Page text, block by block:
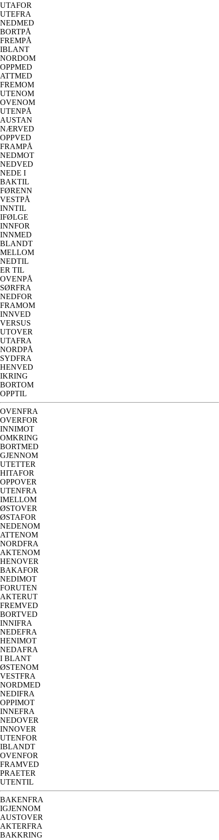
UTAFOR
UTEFRA
NEDMED
BORTPÅ
FREMPÅ
IBLANT
NORDOM
OPPMED
ATTMED
FREMOM
UTENOM
OVENOM
UTENPÅ
AUSTAN
NÆRVED
OPPVED
FRAMPÅ
NEDMOT
NEDVED
NEDE I
BAKTIL
FØRENN
VESTPÅ
INNTIL
IFØLGE
INNFOR
INNMED
BLANDT
MELLOM
NEDTIL
ER TIL
OVENPÅ
SØRFRA
NEDFOR
FRAMOM
INNVED
VERSUS
UTOVER
UTAFRA
NORDPÅ
SYDFRA
HENVED
IKRING
BORTOM
OPPTIL
OVENFRA
OVERFOR
INNIMOT
OMKRING
BORTMED
GJENNOM
UTETTER
HITAFOR
OPPOVER
UTENFRA
IMELLOM
ØSTOVER
ØSTAFOR
NEDENOM
ATTENOM
NORDFRA
AKTENOM
HENOVER
BAKAFOR
NEDIMOT
FORUTEN
AKTERUT
FREMVED
BORTVED
INNIFRA
NEDEFRA
HENIMOT
NEDAFRA
I BLANT
ØSTENOM
VESTFRA
NORDMED
NEDIFRA
OPPIMOT
INNEFRA
NEDOVER
INNOVER
UTENFOR
IBLANDT
OVENFOR
FRAMVED
PRAETER
UTENTIL
BAKENFRA
IGJENNOM
AUSTOVER
AKTERFRA
BAKKRING